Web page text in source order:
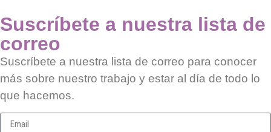
Suscríbete a nuestra lista de
correo
Suscríbete a nuestra lista de correo para conocer
más sobre nuestro trabajo y estar al día de todo lo
que hacemos.